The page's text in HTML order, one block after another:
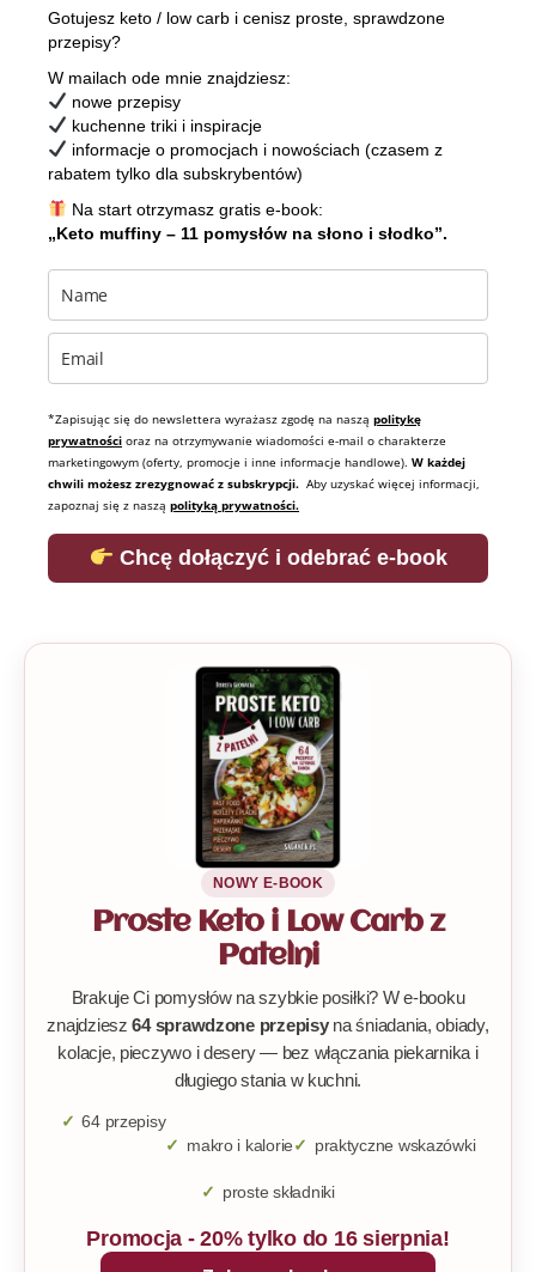
Gotujesz keto / low carb i cenisz proste, sprawdzone
przepisy?
W mailach ode mnie znajdziesz:
nowe przepisy
kuchenne triki i inspiracje
informacje o promocjach i nowościach (czasem z
rabatem tylko dla subskrybentów)
Na start otrzymasz gratis e-book:
„Keto muffiny – 11 pomysłów na słono i słodko”.
*Zapisując się do newslettera wyrażasz zgodę na naszą politykę
prywatności oraz na otrzymywanie wiadomości e-mail o charakterze
marketingowym (oferty, promocje i inne informacje handlowe). W każdej
chwili możesz zrezygnować z subskrypcji. Aby uzyskać więcej informacji,
zapoznaj się z naszą polityką prywatności.
Chcę dołączyć i odebrać e-book
NOWY E-BOOK
Proste Keto i Low Carb z
Patelni
Brakuje Ci pomysłów na szybkie posiłki? W e-booku
znajdziesz64 sprawdzone przepisyna śniadania, obiady,
kolacje, pieczywo i desery — bez włączania piekarnika i
długiego stania w kuchni.
64 przepisy
makro i kalorie
praktyczne wskazówki
proste składniki
Promocja - 20% tylko do 16 sierpnia!